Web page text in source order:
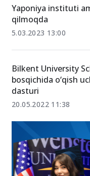
Yaponiya instituti
qilmoqda
5.03.2023 13:00
Bilkent University
bosqichida o‘qish
dasturi
20.05.2022 11:38